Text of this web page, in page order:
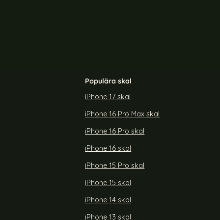
CH MagSafe Transparent/Ljus Blå
ColorPop iPhone 15 Plus Skal CH MagSafe
Transparent/Lila
Art. nr 225285
rea pris
179 krtidigare pris
299 kr
ColorPop iPhone 15 Plus Skal CH
Populära skal
iPhone 17 skal
iPhone 16 Pro Max skal
iPhone 16 Pro skal
iPhone 16 skal
iPhone 15 Pro skal
iPhone 15 skal
iPhone 14 skal
iPhone 13 skal